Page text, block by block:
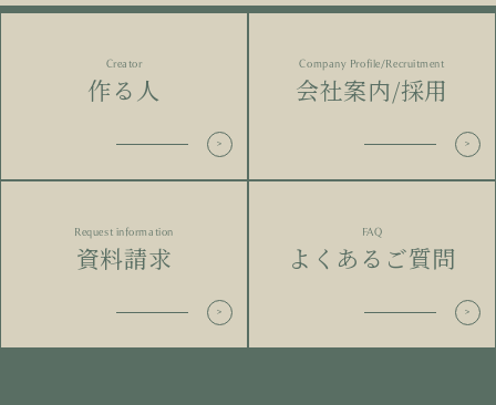
Creator
作る人
Company Profile/Recruitment
会社案内/採用
Request information
資料請求
FAQ
よくあるご質問